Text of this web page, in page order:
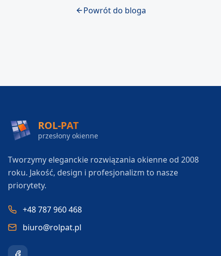
Powrót do bloga
ROL-PAT
przesłony okienne
Tworzymy eleganckie rozwiązania okienne od 2008
roku. Jakość, design i profesjonalizm to nasze
priorytety.
+48 787 960 468
biuro@rolpat.pl